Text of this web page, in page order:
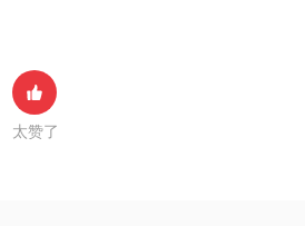
太赞了